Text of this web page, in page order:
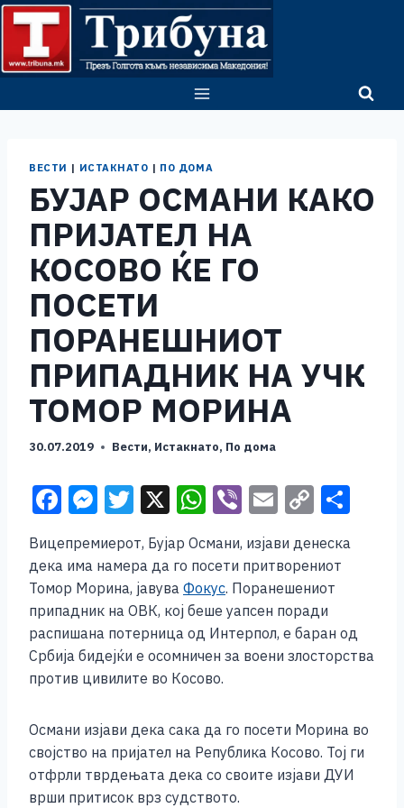
Skip
content
ВЕСТИ | ИСТАКНАТО | ПО ДОМА
БУЈАР ОСМАНИ КАКО
ПРИЈАТЕЛ НА
КОСОВО ЌЕ ГО
ПОСЕТИ
ПОРАНЕШНИОТ
ПРИПАДНИК НА УЧК
ТОМОР МОРИНА
30.07.2019 Вести, Истакнато, По дома
F
c
e
b
o
o
M
ss
e
n
g
er
T
wi
tt
er
X W
at
s
A
p
p
Vi
er
E
ai
l
C
p
y
Li
n
k
ar
Вицепремиерот, Бујар Османи, изјави денеска
дека има намера да го посети притворениот
Томор Морина, јавува Фокус. Поранешениот
припадник на ОВК, кој беше уапсен поради
распишана потерница од Интерпол, е баран од
Србија бидејќи е осомничен за воени злосторства
против цивилите во Косово.
Османи изјави дека сака да го посети Морина во
својство на пријател на Република Косово. Тој ги
отфрли тврдењата дека со своите изјави ДУИ
врши притисок врз судството.